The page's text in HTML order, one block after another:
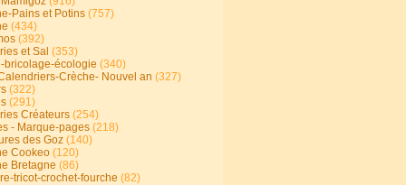
Pains et Potins (757)
(434)
(392)
et Sal (353)
bricolage-écologie (340)
Crèche- Nouvel an (327)
(322)
(291)
Créateurs (254)
- Marque-pages (218)
des Goz (140)
Cookeo (120)
Bretagne (86)
tricot-crochet-fourche (82)